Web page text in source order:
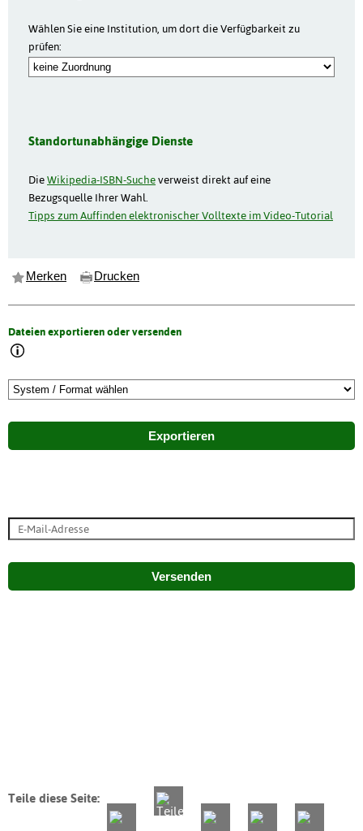
Wählen Sie eine Institution, um dort die Verfügbarkeit zu
prüfen:
Standortunabhängige Dienste
DieWikipedia-ISBN-Sucheverweist direkt auf eine
Bezugsquelle Ihrer Wahl.
Tipps zum Auffinden elektronischer Volltexte im Video-Tutorial
Merken Drucken
Dateien exportieren oder versenden
Exportieren
Versenden
Teile diese Seite: